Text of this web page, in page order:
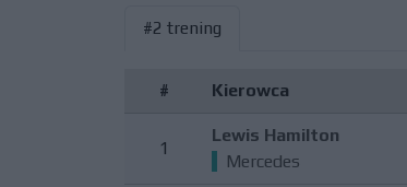
#2 trening
# Kierowca
1
Lewis Hamilton
Mercedes